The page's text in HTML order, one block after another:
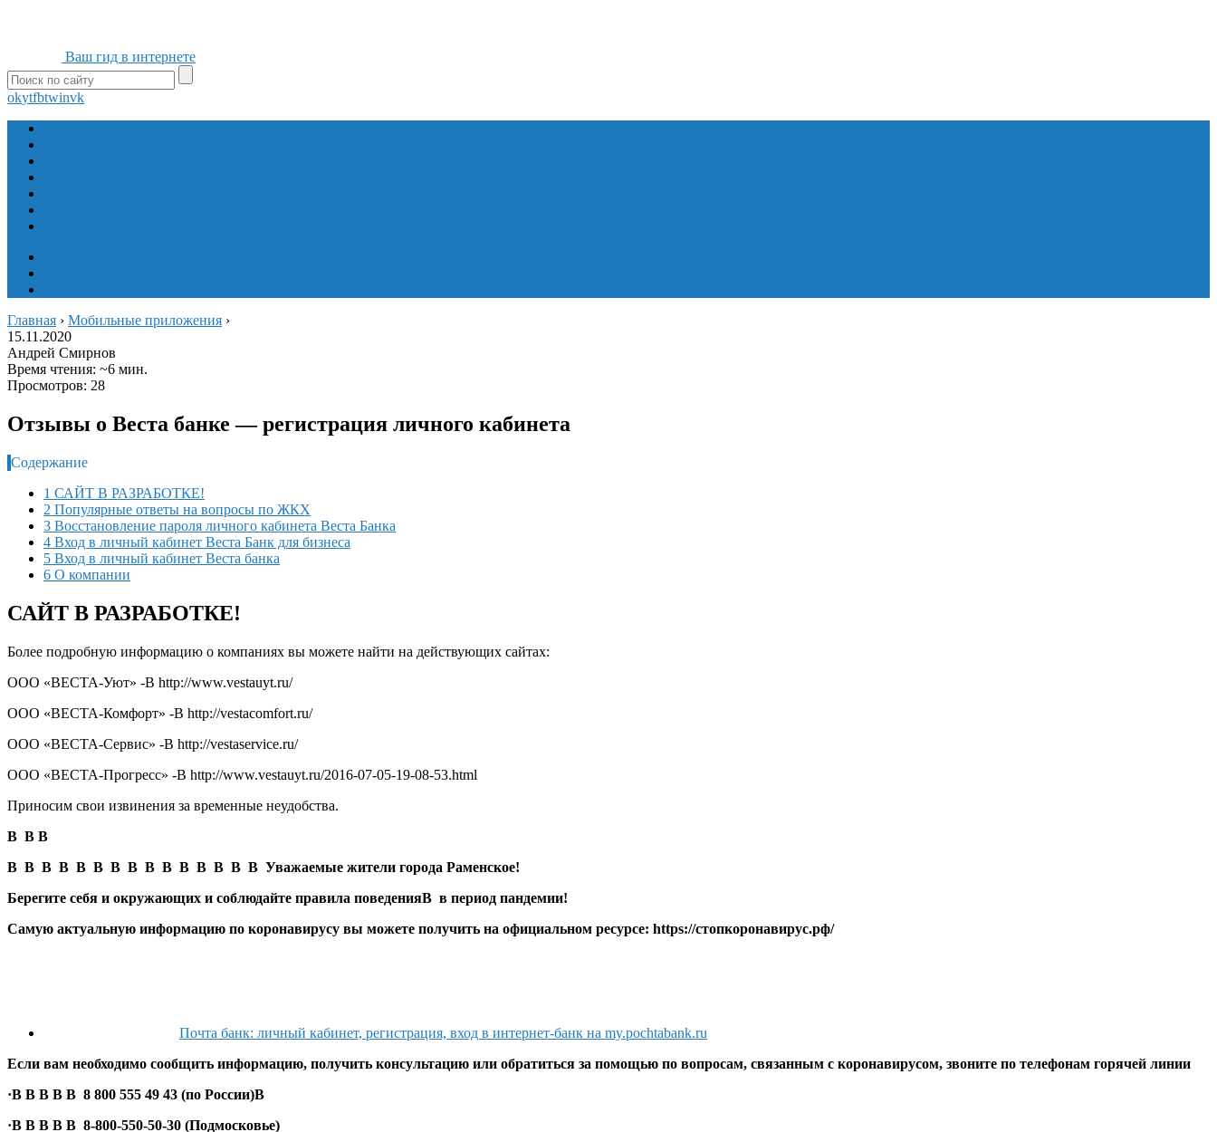
Ваш гид в интернете
okytfbtwinvk
Главная › Мобильные приложения ›
15.11.2020
Андрей Смирнов
Время чтения: ~6 мин.
Просмотров: 28
Отзывы о Веста банке — регистрация личного кабинета
Содержание
1 САЙТ В РАЗРАБОТКЕ!
2 Популярные ответы на вопросы по ЖКХ
3 Восстановление пароля личного кабинета Веста Банка
4 Вход в личный кабинет Веста Банк для бизнеса
5 Вход в личный кабинет Веста банка
6 О компании
САЙТ В РАЗРАБОТКЕ!
Более подробную информацию о компаниях вы можете найти на действующих сайтах:
ООО «ВЕСТА-Уют» -В http://www.vestauyt.ru/
ООО «ВЕСТА-Комфорт» -В http://vestacomfort.ru/
ООО «ВЕСТА-Сервис» -В http://vestaservice.ru/
ООО «ВЕСТА-Прогресс» -В http://www.vestauyt.ru/2016-07-05-19-08-53.html
Приносим свои извинения за временные неудобства.
В В В
В В В В В В В В В В В В В В В Уважаемые жители города Раменское!
Берегите себя и окружающих и соблюдайте правила поведенияВ в период пандемии!
Самую актуальную информацию по коронавирусу вы можете получить на официальном ресурсе: https://стопкоронавирус.рф/
Почта банк: личный кабинет, регистрация, вход в интернет-банк на my.pochtabank.ru
Если вам необходимо сообщить информацию, получить консультацию или обратиться за помощью по вопросам, связанным с коронавирусом, звоните по телефонам горячей линии
·В В В В В 8 800 555 49 43 (по России)В
·В В В В В 8-800-550-50-30 (Подмосковье)